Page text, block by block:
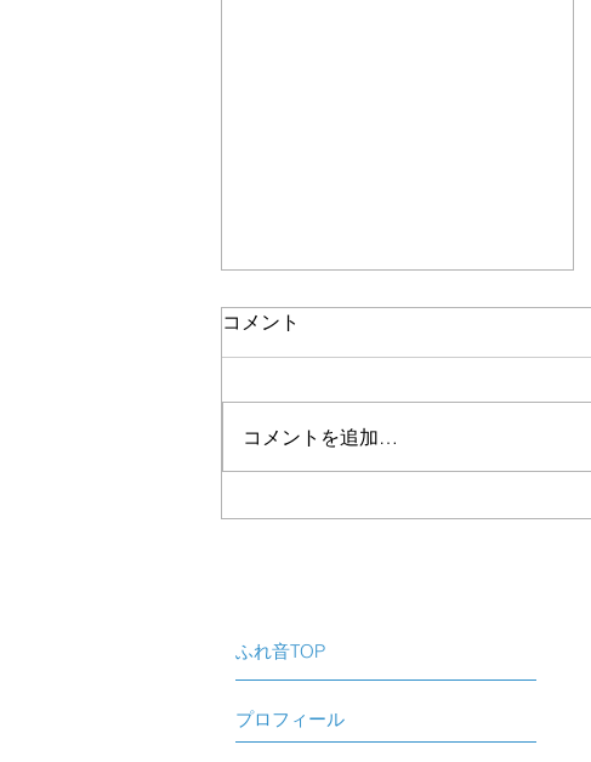
コメント
コメントを追加…
プロフィール
ふれ音TOP